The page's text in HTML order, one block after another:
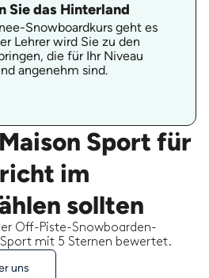
Sie das Hinterland
Snowboardkurs geht es
Lehrer wird Sie zu den
die für Ihr Niveau
angenehm sind.
Sport für
im
sollten
Off-Piste-Snowboarden-
mit 5 Sternen bewertet.
uns